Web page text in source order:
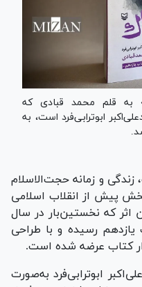
به قلم محمد قبادی که
ابوترابی‌فرد است، به
زندگی و زمانه حجت‌الاسلام
بخش پیش از انقلاب اسلامی
اثر که نخستین‌بار در سال
یازدهم رسیده و با طراحی
کتاب عرضه شده است.
ابوترابی‌فرد به‌صورت